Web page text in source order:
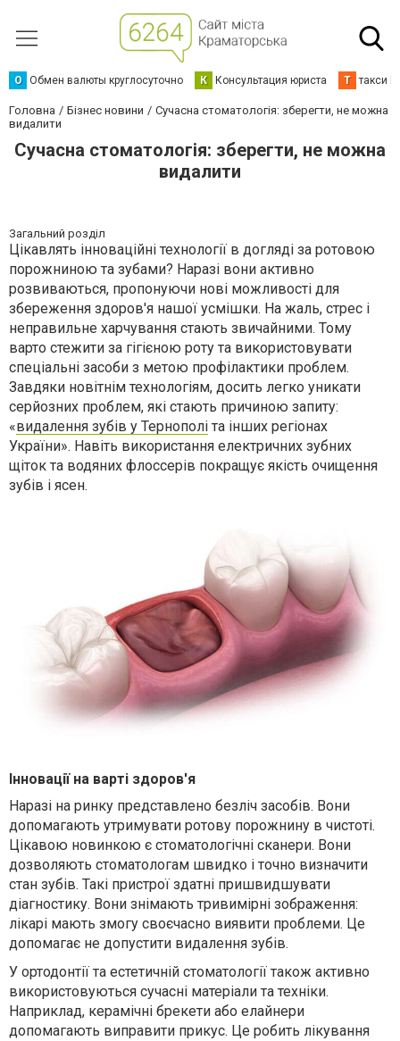
О Обмен валюты круглосуточно К Консультация юриста Т такси
Головна Бізнес новини
Сучасна стоматологія: зберегти, не можна
видалити
Сучасна стоматологія: зберегти, не можна
видалити
Загальний розділ
Цікавлять інноваційні технології в догляді за ротовою
порожниною та зубами? Наразі вони активно
розвиваються, пропонуючи нові можливості для
збереження здоров'я нашої усмішки. На жаль, стрес і
неправильне харчування стають звичайними. Тому
варто стежити за гігієною роту та використовувати
спеціальні засоби з метою профілактики проблем.
Завдяки новітнім технологіям, досить легко уникати
серйозних проблем, які стають причиною запиту:
«видалення зубів у Тернополі та інших регіонах
України». Навіть використання електричних зубних
щіток та водяних флоссерів покращує якість очищення
зубів і ясен.
Інновації на варті здоров'я
Наразі на ринку представлено безліч засобів. Вони
допомагають утримувати ротову порожнину в чистоті.
Цікавою новинкою є стоматологічні сканери. Вони
дозволяють стоматологам швидко і точно визначити
стан зубів. Такі пристрої здатні пришвидшувати
діагностику. Вони знімають тривимірні зображення:
лікарі мають змогу своєчасно виявити проблеми. Це
допомагає не допустити видалення зубів.
У ортодонтії та естетичній стоматології також активно
використовуються сучасні матеріали та техніки.
Наприклад, керамічні брекети або елайнери
допомагають виправити прикус. Це робить лікування